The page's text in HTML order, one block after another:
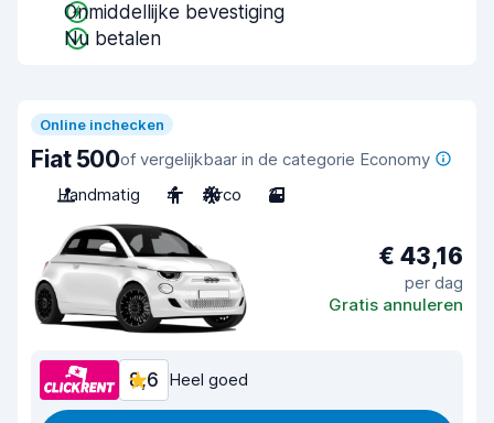
Onmiddellijke bevestiging
Nu betalen
Online inchecken
Fiat 500of vergelijkbaar in de categorie Economy
Handmatig
4 Airco 3
€ 43,16
per dag
Gratis annuleren
8,6 Heel goed